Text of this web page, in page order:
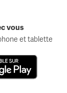
vous
et tablette